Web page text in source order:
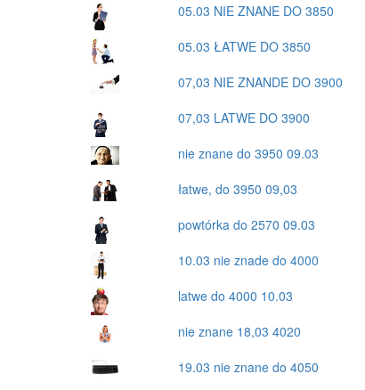
05.03 NIE ZNANE DO 3850
05.03 ŁATWE DO 3850
07,03 NIE ZNANDE DO 3900
07,03 LATWE DO 3900
nie znane do 3950 09.03
łatwe, do 3950 09,03
powtórka do 2570 09.03
10.03 nie znade do 4000
latwe do 4000 10.03
nie znane 18,03 4020
19.03 nie znane do 4050